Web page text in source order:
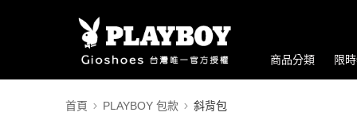
商品分類 限
首頁 PLAYBOY 包款 斜背包